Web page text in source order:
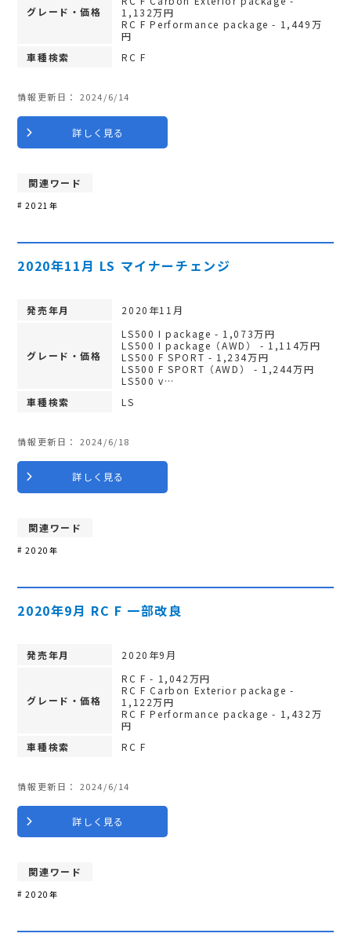
グレード・価格
1,132万円
RC F Performance package - 1,449万
円
車種検索
RC F
情報更新日： 2024/6/14
詳しく見る
関連ワード
2021年
2020年11月 LS マイナーチェンジ
発売年月 2020年11月
グレード・価格
LS500 I package - 1,073万円
LS500 I package（AWD） - 1,114万円
LS500 F SPORT - 1,234万円
LS500 F SPORT（AWD） - 1,244万円
LS500 v…
車種検索
LS
情報更新日： 2024/6/18
詳しく見る
関連ワード
2020年
2020年9月 RC F 一部改良
発売年月 2020年9月
グレード・価格
RC F - 1,042万円
RC F Carbon Exterior package -
1,122万円
RC F Performance package - 1,432万
円
車種検索
RC F
情報更新日： 2024/6/14
詳しく見る
関連ワード
2020年